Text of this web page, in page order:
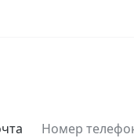
Номер